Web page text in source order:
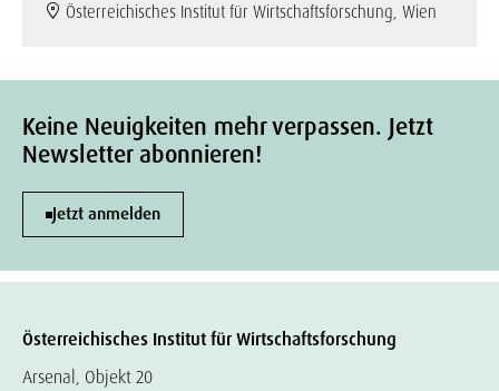
Österreichisches Institut für Wirtschaftsforschung, Wien
Keine Neuigkeiten mehr verpassen. Jetzt
Newsletter abonnieren!
Jetzt anmelden
Österreichisches Institut für Wirtschaftsforschung
Arsenal, Objekt 20